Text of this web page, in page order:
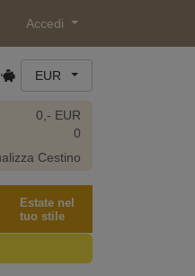
Accedi
EUR
0,- EUR
0
Cestino
Estate nel
tuo stile